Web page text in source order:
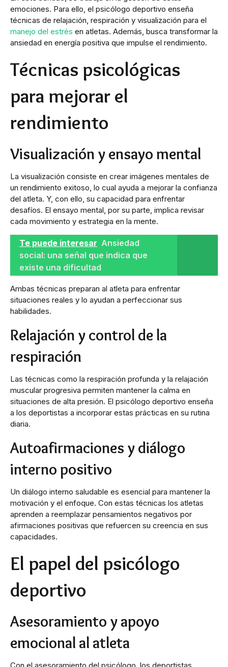
emociones. Para ello, el psicólogo deportivo enseña
técnicas de relajación, respiración y visualización para el
manejo del estrés en atletas. Además, busca transformar la
ansiedad en energía positiva que impulse el rendimiento.
Técnicas psicológicas
para mejorar el
rendimiento
Visualización y ensayo mental
La visualización consiste en crear imágenes mentales de
un rendimiento exitoso, lo cual ayuda a mejorar la confianza
del atleta. Y, con ello, su capacidad para enfrentar
desafíos. El ensayo mental, por su parte, implica revisar
cada movimiento y estrategia en la mente.
Te puede interesar Ansiedad
social: una señal que indica que
existe una dificultad
Ambas técnicas preparan al atleta para enfrentar
situaciones reales y lo ayudan a perfeccionar sus
habilidades.
Relajación y control de la
respiración
Las técnicas como la respiración profunda y la relajación
muscular progresiva permiten mantener la calma en
situaciones de alta presión. El psicólogo deportivo enseña
a los deportistas a incorporar estas prácticas en su rutina
diaria.
Autoafirmaciones y diálogo
interno positivo
Un diálogo interno saludable es esencial para mantener la
motivación y el enfoque. Con estas técnicas los atletas
aprenden a reemplazar pensamientos negativos por
afirmaciones positivas que refuercen su creencia en sus
capacidades.
El papel del psicólogo
deportivo
Asesoramiento y apoyo
emocional al atleta
Con el asesoramiento del psicólogo, los deportistas